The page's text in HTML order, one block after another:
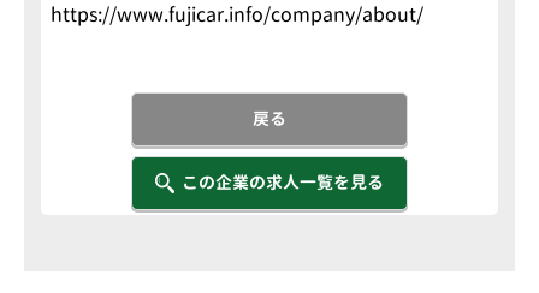
https://www.fujicar.info/company/about/
戻る
この企業の求人一覧を見る